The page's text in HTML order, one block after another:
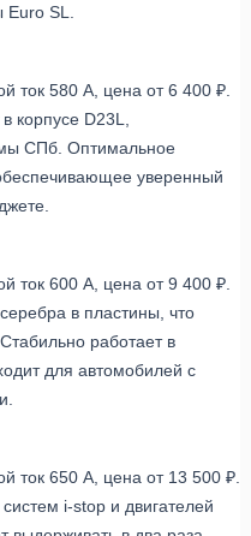
Euro SL.
ток 580 А, цена от 6 400 ₽.
корпусе D23L,
СПб. Оптимальное
уверенный
ток 600 А, цена от 9 400 ₽.
в пластины, что
работает в
для автомобилей с
ток 650 А, цена от 13 500 ₽.
i-stop и двигателей